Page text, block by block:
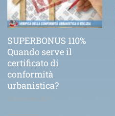
SUPERBONUS 110%
Quando serve il
certificato di
conformità
urbanistica?
25 Febbraio 2021